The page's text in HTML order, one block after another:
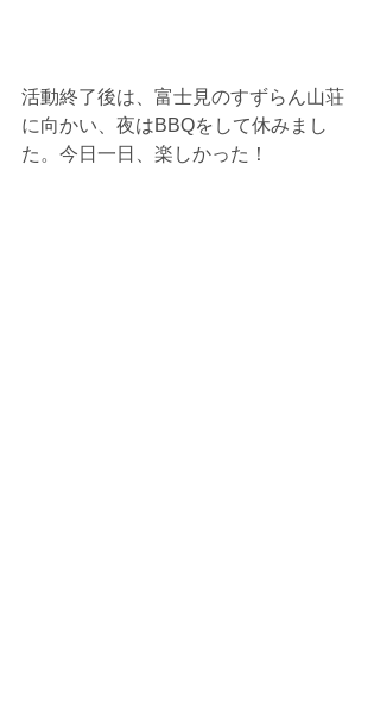
活動終了後は、富士見のすずらん山荘
に向かい、夜はBBQをして休みまし
た。今日一日、楽しかった！